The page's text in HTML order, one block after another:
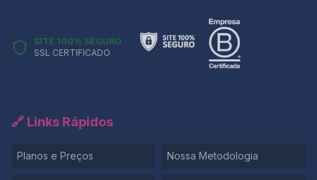
SITE 100% SEGURO
SSL CERTIFICADO
🔗 Links Rápidos
Planos e Preços Nossa Metodologia